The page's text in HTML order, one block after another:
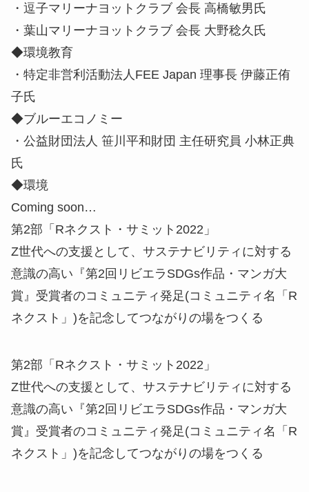
・逗子マリーナヨットクラブ 会長 高橋敏男氏
・葉山マリーナヨットクラブ 会長 大野稔久氏
◆環境教育
・特定非営利活動法人FEE Japan 理事長 伊藤正侑
子氏
◆ブルーエコノミー
・公益財団法人 笹川平和財団 主任研究員 小林正典
氏
◆環境
Coming soon…
第2部「Rネクスト・サミット2022」
Z世代への支援として、サステナビリティに対する
意識の高い『第2回リビエラSDGs作品・マンガ大
賞』受賞者のコミュニティ発足(コミュニティ名「R
ネクスト」)を記念してつながりの場をつくる
第2部「Rネクスト・サミット2022」
Z世代への支援として、サステナビリティに対する
意識の高い『第2回リビエラSDGs作品・マンガ大
賞』受賞者のコミュニティ発足(コミュニティ名「R
ネクスト」)を記念してつながりの場をつくる